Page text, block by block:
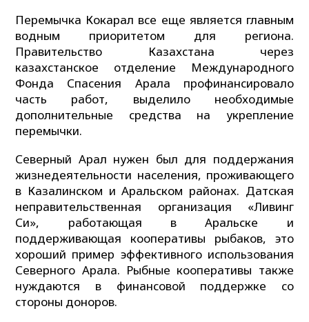
Перемычка Кокарал все еще является главным
водным приоритетом для региона.
Правительство Казахстана через
казахстанское отделение Международного
Фонда Спасения Арала профинансировало
часть работ, выделило необходимые
дополнительные средства на укрепление
перемычки.
Северный Арал нужен был для поддержания
жизнедеятельности населения, проживающего
в Казалинском и Аральском районах. Датская
неправительственная организация «Ливинг
Си», работающая в Аральске и
поддерживающая кооперативы рыбаков, это
хороший пример эффективного использования
Северного Арала. Рыбные кооперативы также
нуждаются в финансовой поддержке со
стороны доноров.